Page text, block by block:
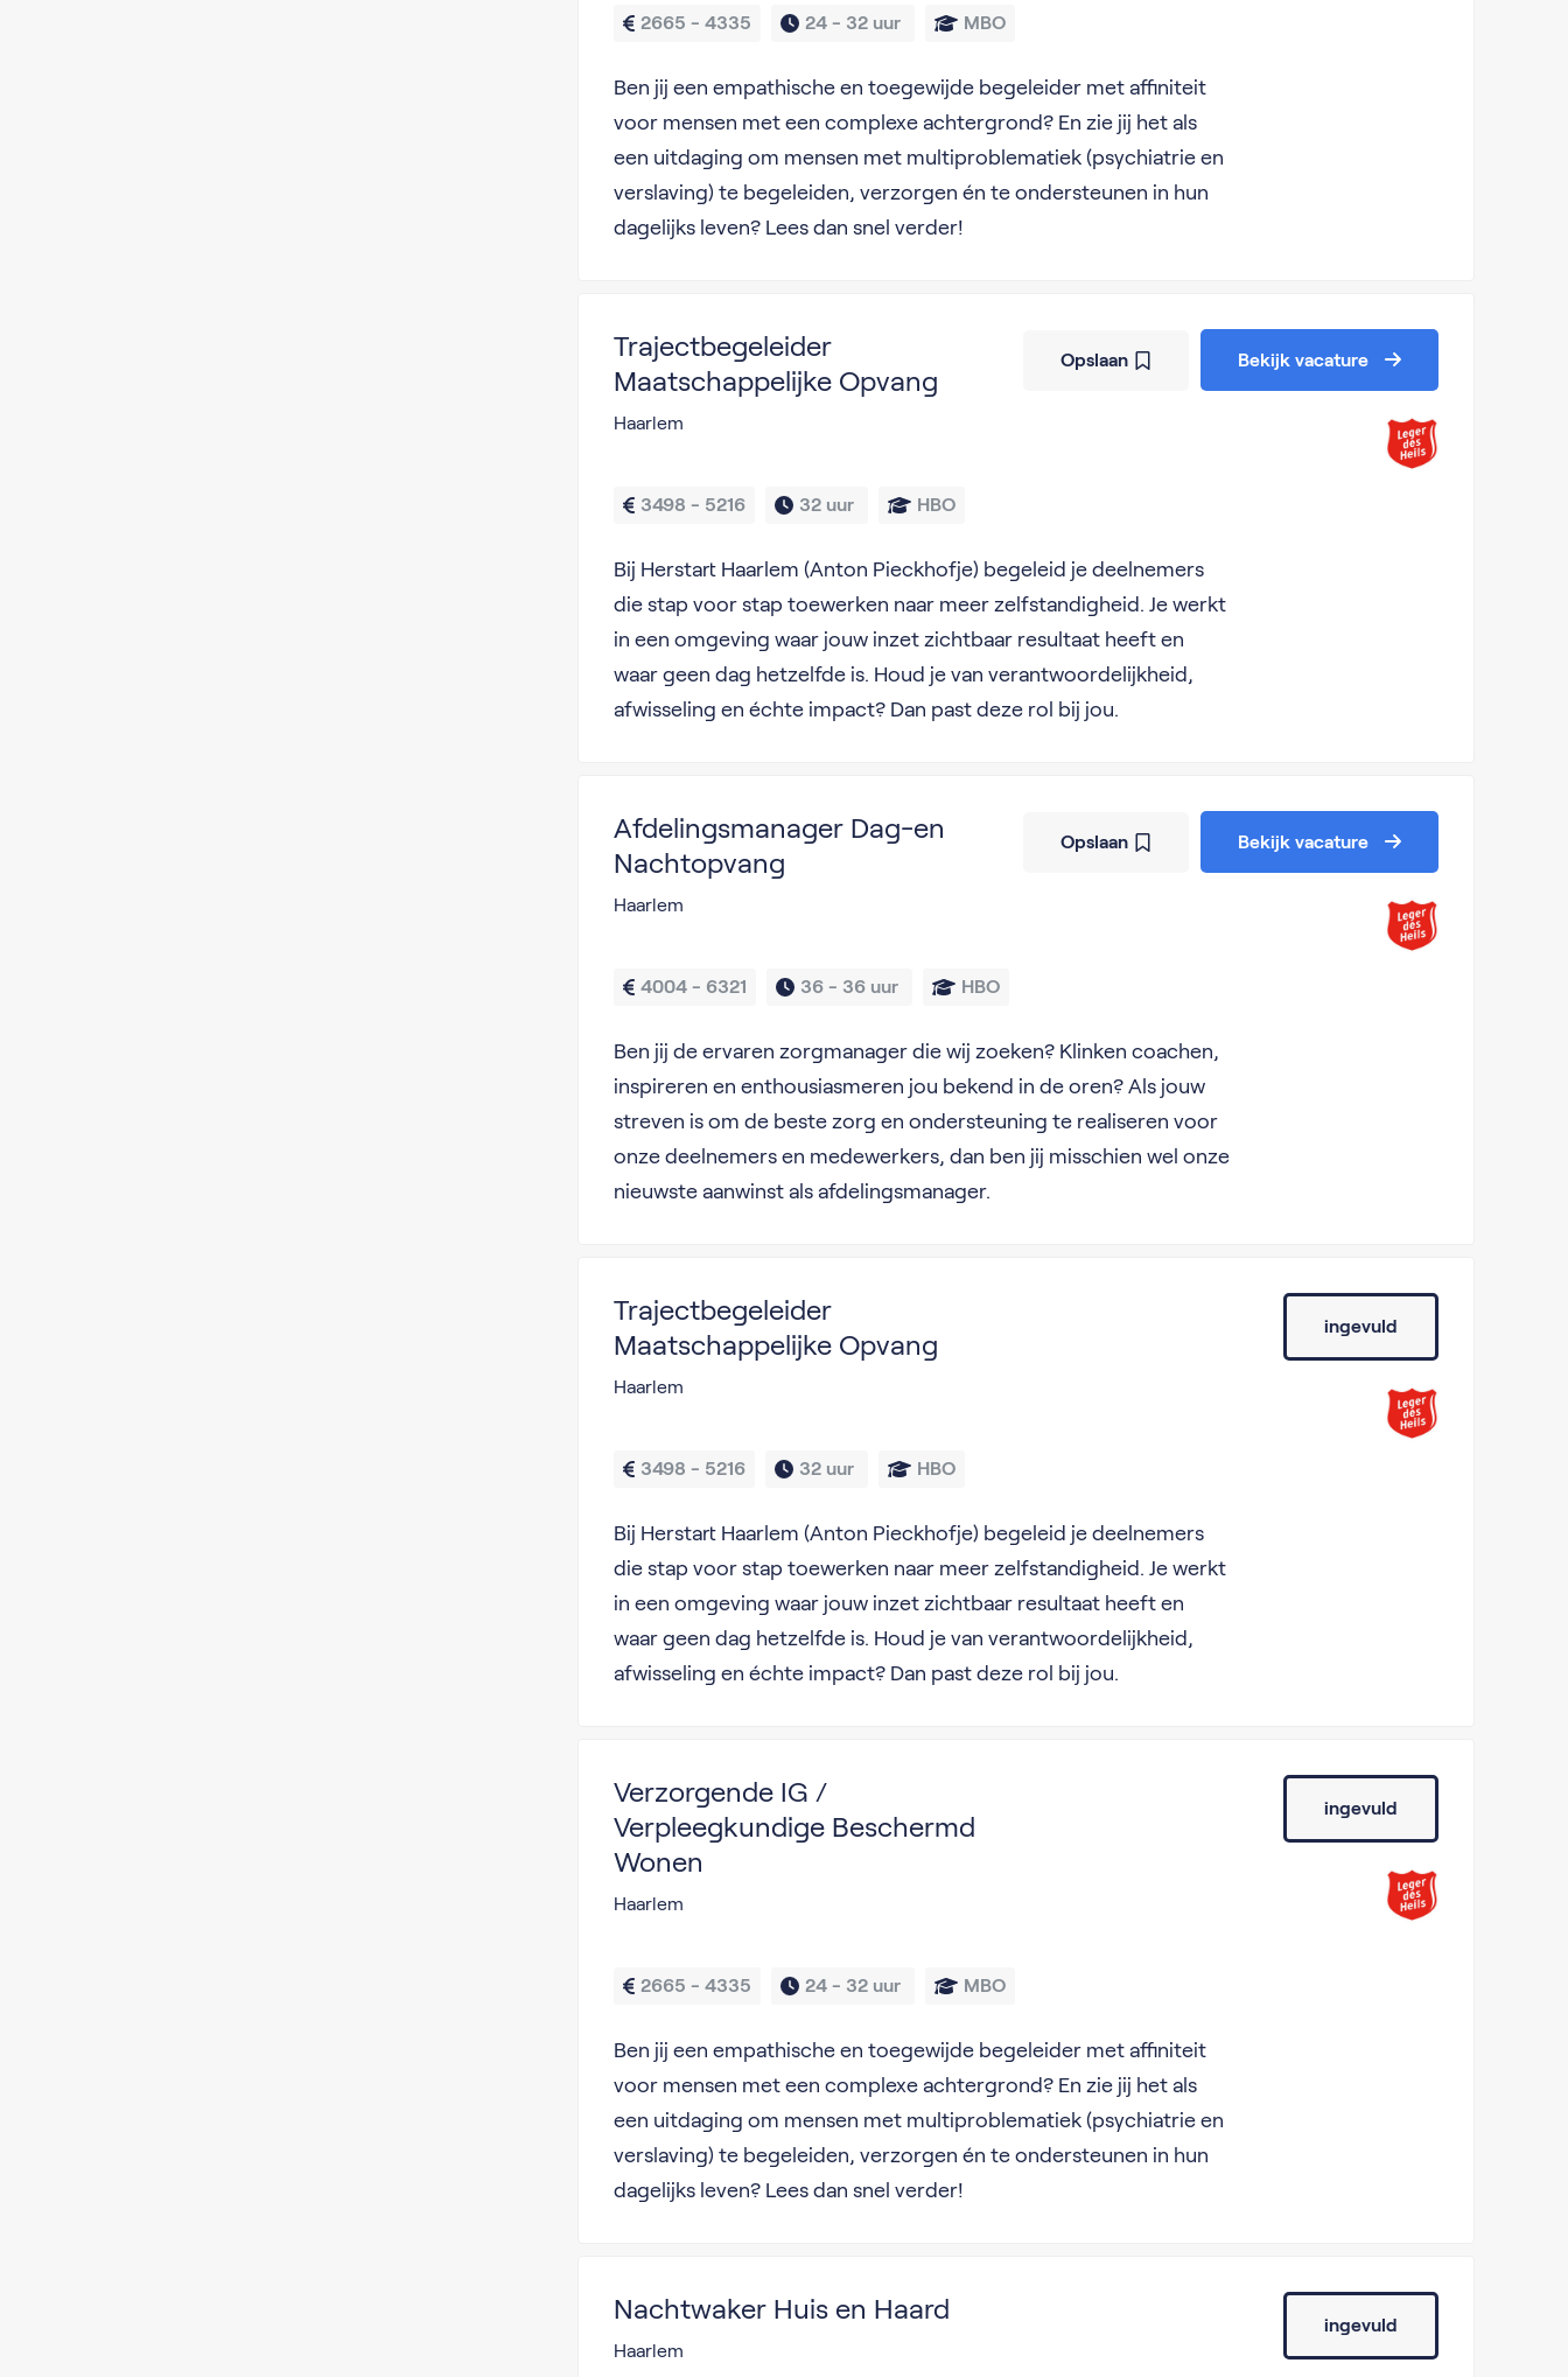
2665 - 4335 24 - 32 uur MBO
Ben jij een empathische en toegewijde begeleider met affiniteit
voor mensen met een complexe achtergrond? En zie jij het als
een uitdaging om mensen met multiproblematiek (psychiatrie en
verslaving) te begeleiden, verzorgen én te ondersteunen in hun
dagelijks leven? Lees dan snel verder!
Trajectbegeleider
Maatschappelijke Opvang
Haarlem
3498 - 5216 32 uur HBO
Bij Herstart Haarlem (Anton Pieckhofje) begeleid je deelnemers
die stap voor stap toewerken naar meer zelfstandigheid. Je werkt
in een omgeving waar jouw inzet zichtbaar resultaat heeft en
waar geen dag hetzelfde is. Houd je van verantwoordelijkheid,
afwisseling en échte impact? Dan past deze rol bij jou.
Opslaan Bekijk vacature
Afdelingsmanager Dag-en
Nachtopvang
Haarlem
4004 - 6321 36 - 36 uur HBO
Ben jij de ervaren zorgmanager die wij zoeken? Klinken coachen,
inspireren en enthousiasmeren jou bekend in de oren? Als jouw
streven is om de beste zorg en ondersteuning te realiseren voor
onze deelnemers en medewerkers, dan ben jij misschien wel onze
nieuwste aanwinst als afdelingsmanager.
Opslaan Bekijk vacature
Trajectbegeleider
Maatschappelijke Opvang
Haarlem
3498 - 5216 32 uur HBO
Bij Herstart Haarlem (Anton Pieckhofje) begeleid je deelnemers
die stap voor stap toewerken naar meer zelfstandigheid. Je werkt
in een omgeving waar jouw inzet zichtbaar resultaat heeft en
waar geen dag hetzelfde is. Houd je van verantwoordelijkheid,
afwisseling en échte impact? Dan past deze rol bij jou.
ingevuld
Verzorgende IG /
Verpleegkundige Beschermd
Wonen
Haarlem
2665 - 4335 24 - 32 uur MBO
Ben jij een empathische en toegewijde begeleider met affiniteit
voor mensen met een complexe achtergrond? En zie jij het als
een uitdaging om mensen met multiproblematiek (psychiatrie en
verslaving) te begeleiden, verzorgen én te ondersteunen in hun
dagelijks leven? Lees dan snel verder!
ingevuld
Nachtwaker Huis en Haard
Haarlem
ingevuld